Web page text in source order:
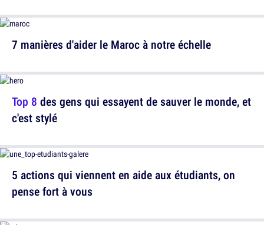
7 manières d'aider le Maroc à notre échelle
Top 8 des gens qui essayent de sauver le monde, et
c'est stylé
5 actions qui viennent en aide aux étudiants, on
pense fort à vous